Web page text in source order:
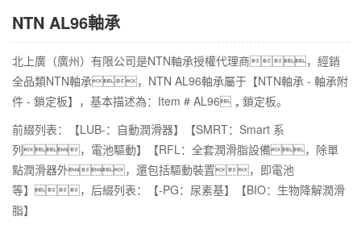
NTN AL96軸承
北上廣（廣州）有限公司是NTN軸承授權代理商，經銷
全品類NTN軸承，NTN AL96軸承屬于【NTN軸承 - 軸承附
件 - 鎖定板】，基本描述為：Item # AL96，鎖定板。
前綴列表：【LUB-：自動潤滑器】【SMRT：Smart 系
列，電池驅動】【RFL：全套潤滑脂設備，除單
點潤滑器外，還包括驅動裝置，即電池
等】，后綴列表：【-PG：尿素基】【BIO：生物降解潤滑
脂】